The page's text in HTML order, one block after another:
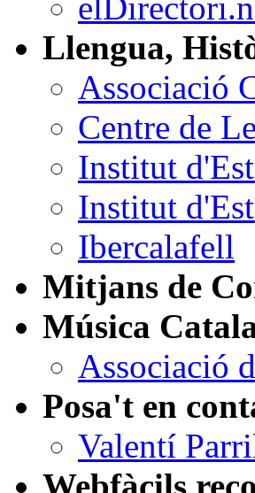
Llengua,
Associació
Centre de
Institut
Institut
Ibercalafell
Mitjans de
Música
Associació
Posa't en
Valentí